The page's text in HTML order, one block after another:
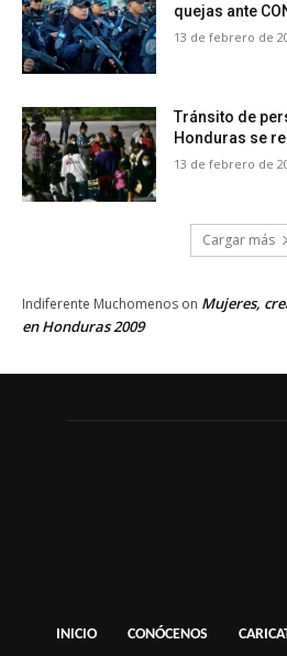
quejas ante
13 de febrero de
Tránsito de
Honduras se
13 de febrero de
Cargar más
Indiferente Muchomenos on Mujeres,
en Honduras 2009
INICIO CONÓCENOS